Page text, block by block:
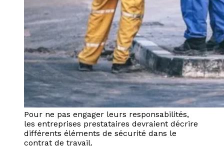
Pour ne pas engager leurs responsabilités,
les entreprises prestataires devraient décrire
différents éléments de sécurité dans le
contrat de travail.